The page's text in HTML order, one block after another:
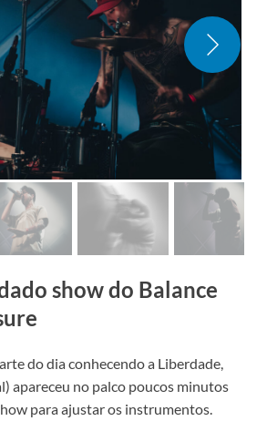
show do Balance
do dia conhecendo a Liberdade,
apareceu no palco poucos minutos
para ajustar os instrumentos.